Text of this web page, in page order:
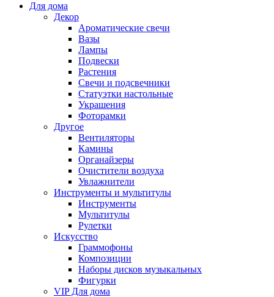
Для дома
Декор
Ароматические свечи
Вазы
Лампы
Подвески
Растения
Свечи и подсвечники
Статуэтки настольные
Украшения
Фоторамки
Другое
Вентиляторы
Камины
Органайзеры
Очистители воздуха
Увлажнители
Инструменты и мультитулы
Инструменты
Мультитулы
Рулетки
Искусство
Граммофоны
Композиции
Наборы дисков музыкальных
Фигурки
VIP Для дома